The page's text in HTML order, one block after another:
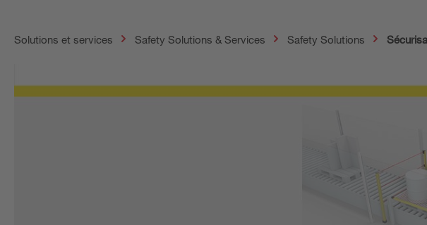
Solutions et services Safety Solutions & Services Safety Solutions